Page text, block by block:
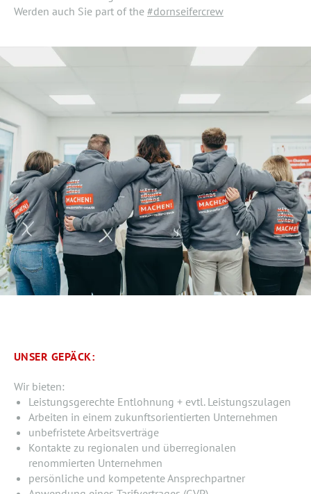
Werden auch Sie part of the #dornseifercrew
UNSER GEPÄCK:
Wir bieten:
Leistungsgerechte Entlohnung + evtl. Leistungszulagen
Arbeiten in einem zukunftsorientierten Unternehmen
unbefristete Arbeitsverträge
Kontakte zu regionalen und überregionalen
renommierten Unternehmen
persönliche und kompetente Ansprechpartner